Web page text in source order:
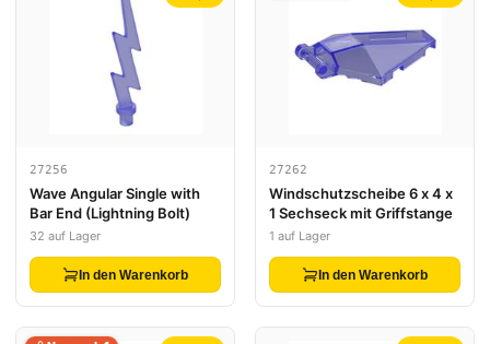
27256
Wave Angular Single with
Bar End (Lightning Bolt)
32 auf Lager
In den Warenkorb
27262
Windschutzscheibe 6 x 4 x
1 Sechseck mit Griffstange
1 auf Lager
In den Warenkorb